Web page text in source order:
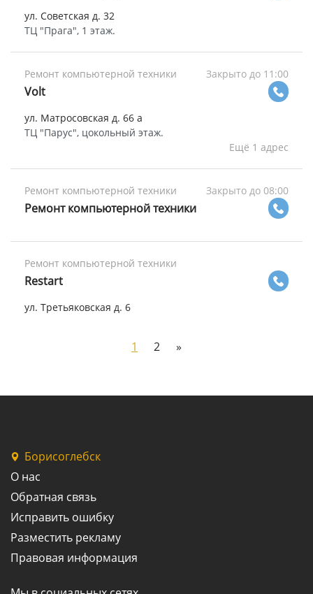
ул. Советская д. 32
ТЦ "Прага", 1 этаж.
Ремонт компьютерной техники Закрыто до 11:00
Volt
ул. Матросовская д. 66 а
ТЦ "Парус", цокольный этаж.
Ещё 1 адрес
Ремонт компьютерной техники Закрыто до 08:00
Ремонт компьютерной техники
Ремонт компьютерной техники
Restart
ул. Третьяковская д. 6
1 2 »
Борисоглебск
О нас
Обратная связь
Исправить ошибку
Разместить рекламу
Правовая информация